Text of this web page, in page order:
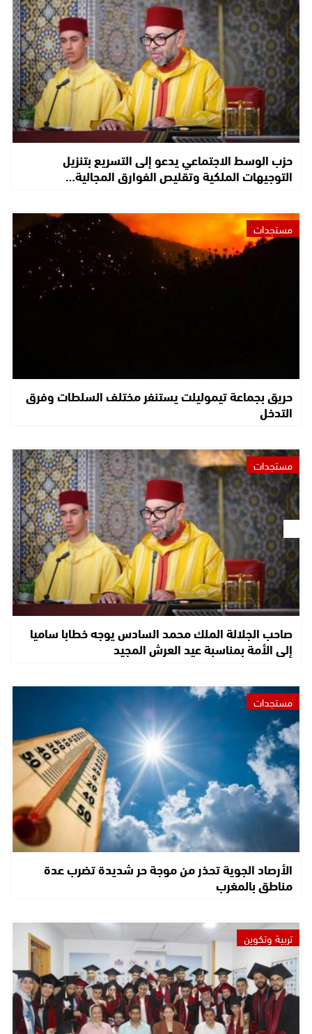
حزب الوسط الاجتماعي يدعو إلى التسريع بتنزيل
التوجيهات الملكية وتقليص الفوارق المجالية…
مستجدات
حريق بجماعة تيموليلت يستنفر مختلف السلطات وفرق
التدخل
مستجدات
صاحب الجلالة الملك محمد السادس يوجه خطابا ساميا
إلى الأمة بمناسبة عيد العرش المجيد
مستجدات
الأرصاد الجوية تحذر من موجة حر شديدة تضرب عدة
مناطق بالمغرب
تربية وتكوين